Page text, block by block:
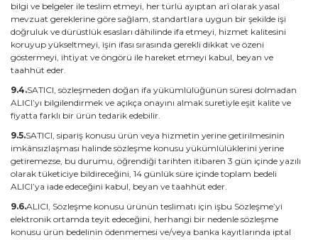
bilgi ve belgeler ile teslim etmeyi, her türlü ayıptan arî olarak yasal
mevzuat gereklerine göre sağlam, standartlara uygun bir şekilde işi
doğruluk ve dürüstlük esasları dâhilinde ifa etmeyi, hizmet kalitesini
koruyup yükseltmeyi, işin ifası sırasında gerekli dikkat ve özeni
göstermeyi, ihtiyat ve öngörü ile hareket etmeyi kabul, beyan ve
taahhüt eder.
9.4.SATICI, sözleşmeden doğan ifa yükümlülüğünün süresi dolmadan
ALICI’yı bilgilendirmek ve açıkça onayını almak suretiyle eşit kalite ve
fiyatta farklı bir ürün tedarik edebilir.
9.5.SATICI, sipariş konusu ürün veya hizmetin yerine getirilmesinin
imkânsızlaşması halinde sözleşme konusu yükümlülüklerini yerine
getiremezse, bu durumu, öğrendiği tarihten itibaren 3 gün içinde yazılı
olarak tüketiciye bildireceğini, 14 günlük süre içinde toplam bedeli
ALICI’ya iade edeceğini kabul, beyan ve taahhüt eder.
9.6.ALICI, Sözleşme konusu ürünün teslimatı için işbu Sözleşme’yi
elektronik ortamda teyit edeceğini, herhangi bir nedenle sözleşme
konusu ürün bedelinin ödenmemesi ve/veya banka kayıtlarında iptal